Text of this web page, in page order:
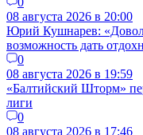
08 августа 2026 в 20:00
Юрий Кушнарев:
возможность дать
0
08 августа 2026 в 19:59
«Балтийский Шторм»
лиги
0
08 августа 2026 в 17:46